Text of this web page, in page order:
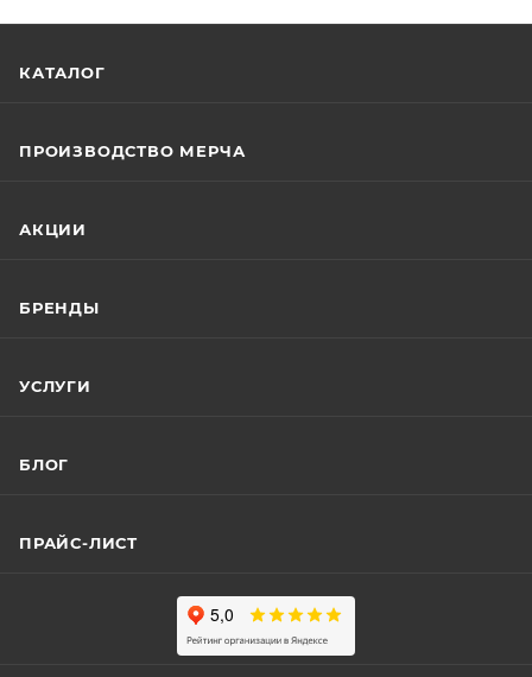
КАТАЛОГ
ПРОИЗВОДСТВО МЕРЧА
АКЦИИ
БРЕНДЫ
УСЛУГИ
БЛОГ
ПРАЙС-ЛИСТ